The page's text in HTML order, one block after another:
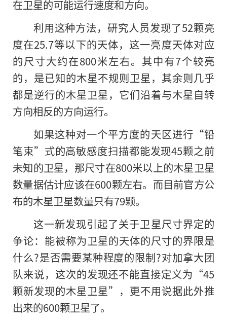
在卫星的可能运行速度和方向。
利用这种方法，研究人员发现了52颗亮
度在25.7等以下的天体，这一亮度天体对应
的尺寸大约在800米左右。其中有7个较亮
的，是已知的木星不规则卫星，其余则几乎
都是逆行的木星卫星，它们沿着与木星自转
方向相反的方向运行。
如果这种对一个平方度的天区进行“铅
笔束”式的高敏感度扫描都能发现45颗之前
未知的卫星，那尺寸在800米以上的木星卫星
数量据估计应该在600颗左右。而目前官方公
布的木星卫星数量只有79颗。
这一新发现引起了关于卫星尺寸界定的
争论：能被称为卫星的天体的尺寸的界限是
什么?是否需要某种程度的限制?对加拿大团
队来说，这次的发现还不能直接定义为“45
颗新发现的木星卫星”，更不用说据此外推
出来的600颗卫星了。